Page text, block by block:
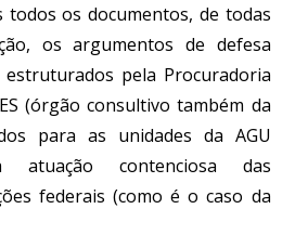
todos os documentos, de todas
os argumentos de defesa
pela Procuradoria
(órgão consultivo também da
para as unidades da AGU
atuação contenciosa das
federais (como é o caso da